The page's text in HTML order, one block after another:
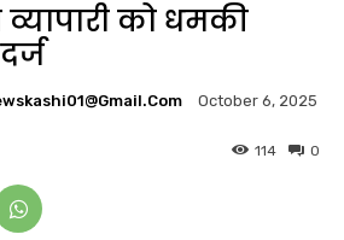
को धमकी
October 6, 2025
0
114